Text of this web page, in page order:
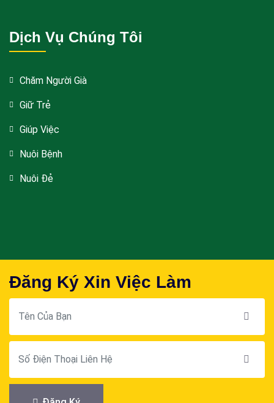
Dịch Vụ Chúng Tôi
Chăm Người Già
Giữ Trẻ
Giúp Việc
Nuôi Bệnh
Nuôi Đẻ
Đăng Ký Xin Việc Làm